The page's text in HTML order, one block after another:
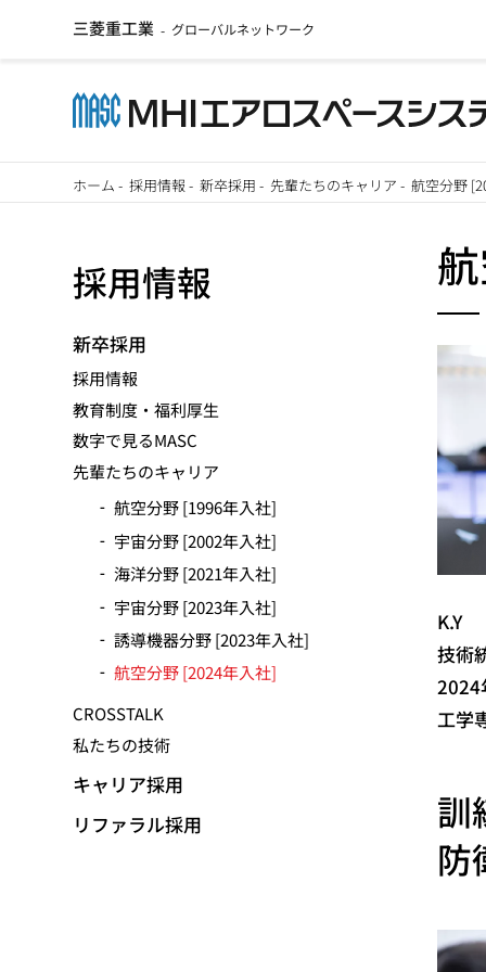
イ
三菱重工業 - グローバルネットワーク
ホーム -採用情報 -新卒採用 - 先輩たちのキャリア -航空分野
K.Y
技術
2024
工学
訓
防
採用情報
新卒採用
採用情報
教育制度・福利厚生
数字で見るMASC
先輩たちのキャリア
航空分野 [1996年入社]
宇宙分野 [2002年入社]
海洋分野 [2021年入社]
宇宙分野 [2023年入社]
誘導機器分野 [2023年入社]
航空分野 [2024年入社]
CROSSTALK
私たちの技術
キャリア採用
リファラル採用